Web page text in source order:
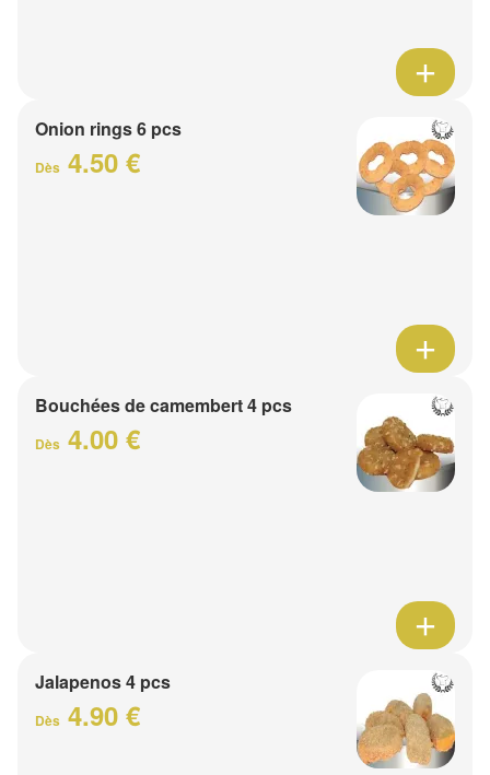
Onion rings 6 pcs
Dès 4.50 €
Bouchées de camembert 4 pcs
Dès 4.00 €
Jalapenos 4 pcs
Dès 4.90 €